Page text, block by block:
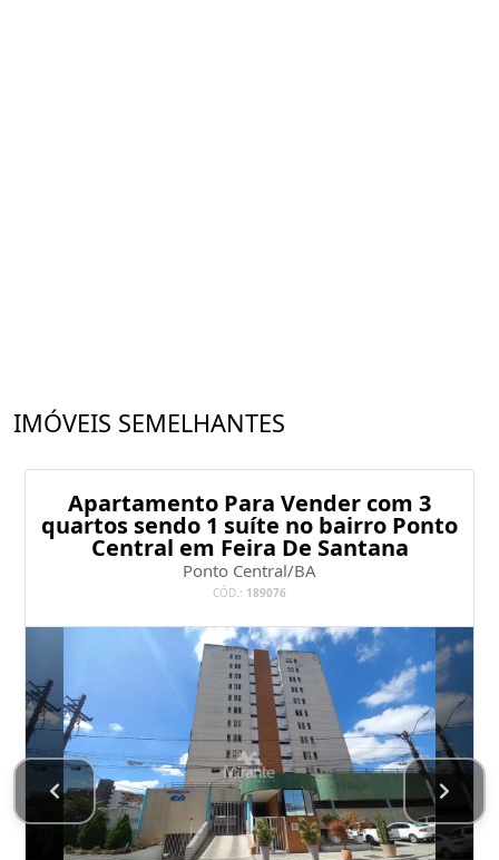
IMÓVEIS SEMELHANTES
Apartamento Para Vender com 3
quartos sendo 1 suíte no bairro Ponto
Central em Feira De Santana
Ponto Central/BA
CÓD.: 189076